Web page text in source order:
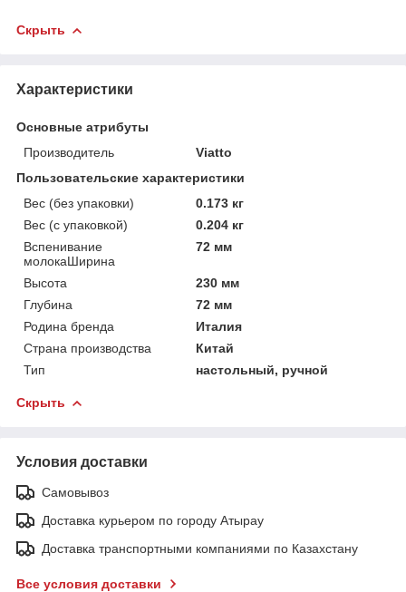
Скрыть
Характеристики
Основные атрибуты
Производитель
Viatto
Пользовательские характеристики
Вес (без упаковки)
0.173 кг
Вес (с упаковкой)
0.204 кг
Вспенивание
молокаШирина
72 мм
Высота
230 мм
Глубина
72 мм
Родина бренда
Италия
Страна производства
Китай
Тип
настольный, ручной
Скрыть
Условия доставки
Самовывоз
Доставка курьером по городу Атырау
Доставка транспортными компаниями по Казахстану
Все условия доставки